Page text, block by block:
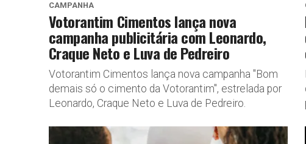
CAMPANHA
Votorantim Cimentos lança nova
campanha publicitária com Leonardo,
Craque Neto e Luva de Pedreiro
Votorantim Cimentos lança nova campanha "Bom
demais só o cimento da Votorantim", estrelada por
Leonardo, Craque Neto e Luva de Pedreiro.